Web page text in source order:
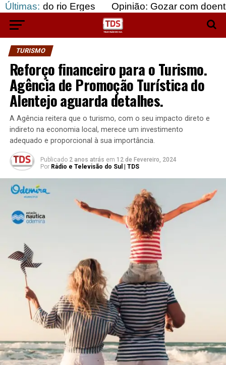
Últimas:
rio Erges Opinião: Gozar com doentes e
TURISMO
Reforço financeiro para o Turismo.
Agência de Promoção Turística do
Alentejo aguarda detalhes.
A Agência reitera que o turismo, com o seu impacto direto e
indireto na economia local, merece um investimento
adequado e proporcional à sua importância.
Publicado 2 anos atrás em 12 de Fevereiro, 2024
Por Rádio e Televisão do Sul | TDS